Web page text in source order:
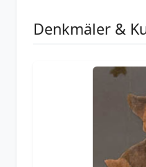
Denkmäler &